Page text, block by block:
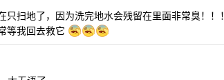
扫地了，因为洗完地水会残留在里面非常臭！！！
等我回去救它